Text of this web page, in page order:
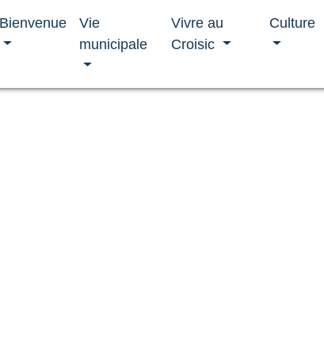
Bienvenue
Vie
municipale
Vivre au
Croisic
Culture